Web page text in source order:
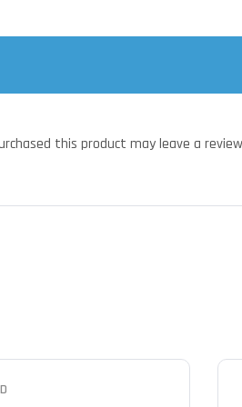
this product may leave a